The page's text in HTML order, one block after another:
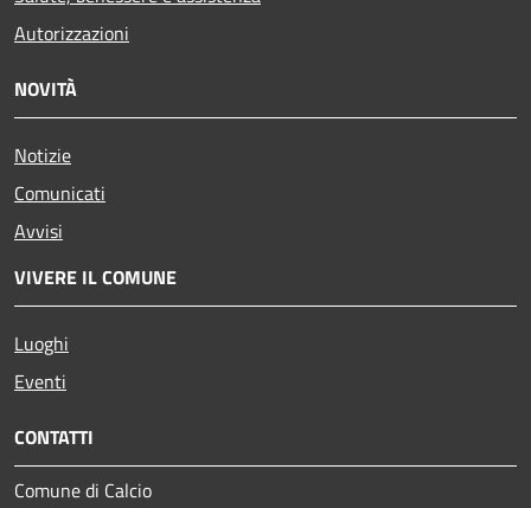
Autorizzazioni
NOVITÀ
Notizie
Comunicati
Avvisi
VIVERE IL COMUNE
Luoghi
Eventi
CONTATTI
Comune di Calcio